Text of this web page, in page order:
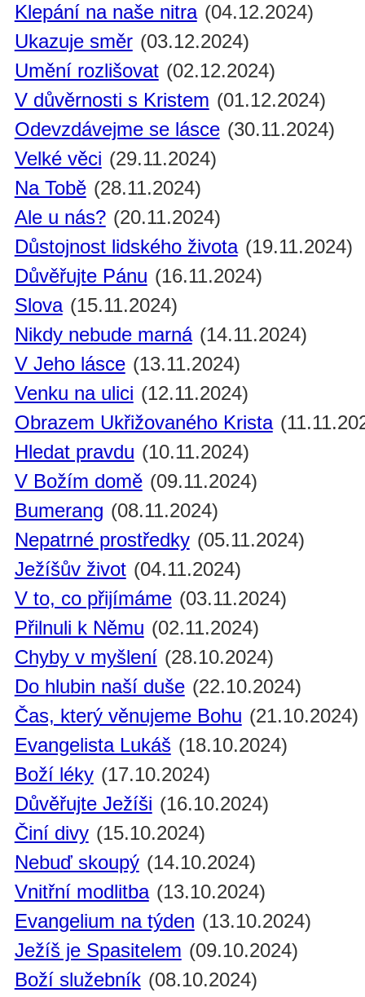
Klepání na naše nitra (04.12.2024)
Ukazuje směr (03.12.2024)
Umění rozlišovat (02.12.2024)
V důvěrnosti s Kristem (01.12.2024)
Odevzdávejme se lásce (30.11.2024)
Velké věci (29.11.2024)
Na Tobě (28.11.2024)
Ale u nás? (20.11.2024)
Důstojnost lidského života (19.11.2024)
Důvěřujte Pánu (16.11.2024)
Slova (15.11.2024)
Nikdy nebude marná (14.11.2024)
V Jeho lásce (13.11.2024)
Venku na ulici (12.11.2024)
Obrazem Ukřižovaného Krista
Hledat pravdu (10.11.2024)
V Božím domě (09.11.2024)
Bumerang (08.11.2024)
Nepatrné prostředky (05.11.2024)
Ježíšův život (04.11.2024)
V to, co přijímáme (03.11.2024)
Přilnuli k Němu (02.11.2024)
Chyby v myšlení (28.10.2024)
Do hlubin naší duše (22.10.2024)
Čas, který věnujeme Bohu (21.10.2024)
Evangelista Lukáš (18.10.2024)
Boží léky (17.10.2024)
Důvěřujte Ježíši (16.10.2024)
Činí divy (15.10.2024)
Nebuď skoupý (14.10.2024)
Vnitřní modlitba (13.10.2024)
Evangelium na týden (13.10.2024)
Ježíš je Spasitelem (09.10.2024)
Boží služebník (08.10.2024)